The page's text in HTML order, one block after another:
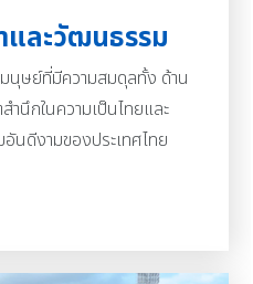
ละวัฒนธรรม
นุษย์ที่มีความสมดุลทั้ง ด้าน
นึกในความเป็นไทยและ
นดีงามของประเทศไทย